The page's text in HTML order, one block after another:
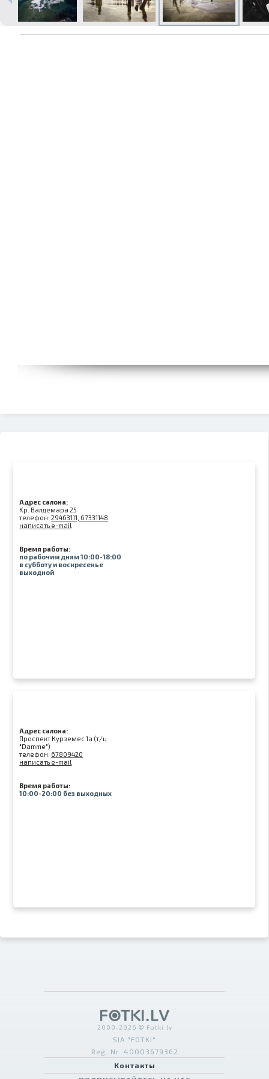
Печать в течение 1 часа в Риге –
Адрес салона:
Kр. Валдемара 25
телефон:29463111, 67331148
написать e-mail
Время работы:
по рабочим дням 10:00-18:00
в субботу и воскресенье
выходной
Адрес салона:
Проспект Курземес 1а (т/ц
"Damme")
телефон: 67809420
написать e-mail
Время работы:
10:00-20:00 без выходных
2000-2026 © Fotki.lv
SIA "FOTKI"
Reģ. Nr. 40003679362
Контакты